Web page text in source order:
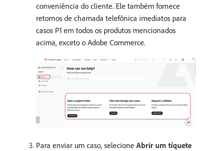
conveniência do cliente. Ele também fornece
retornos de chamada telefônica imediatos para
casos P1 em todos os produtos mencionados
acima, exceto o Adobe Commerce.
Para enviar um caso, selecione Abrir um tíquete